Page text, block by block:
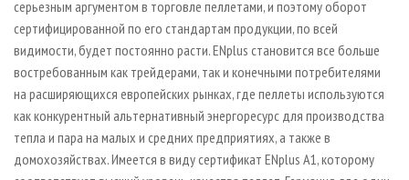
серьезным аргументом в торговле пеллетами, и поэтому оборот
сертифицированной по его стандартам продукции, по всей
видимости, будет постоянно расти. ENplus становится все больше
востребованным как трейдерами, так и конечными потребителями
на расширяющихся европейских рынках, где пеллеты используются
как конкурентный альтернативный энергоресурс для производства
тепла и пара на малых и средних предприятиях, а также в
домохозяйствах. Имеется в виду сертификат ENplus А1, которому